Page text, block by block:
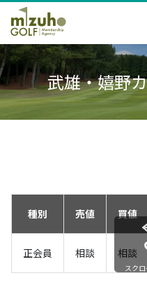
武雄・嬉野
種別 売値 買値
正会員 相談 相談
スク